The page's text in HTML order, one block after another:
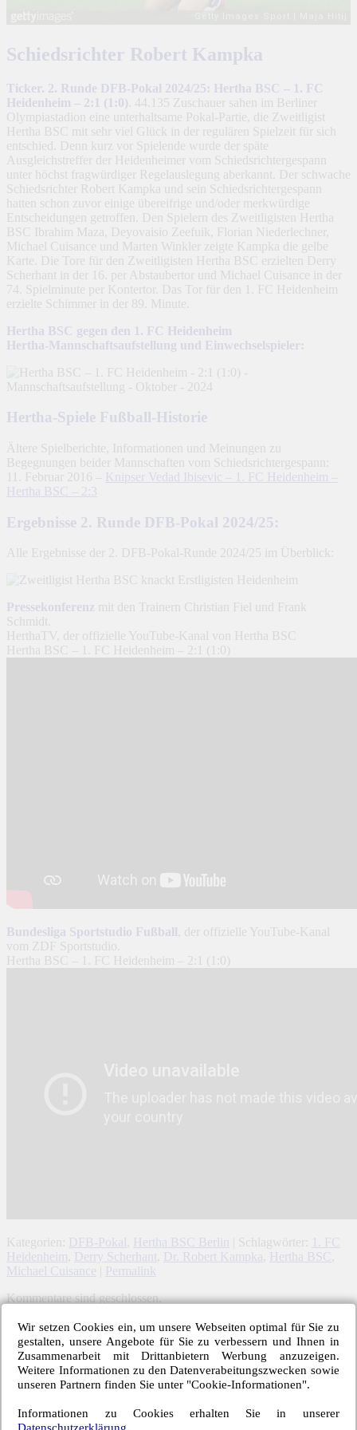
Schiedsrichter Robert Kampka
Ticker. 2. Runde DFB-Pokal 2024/25: Hertha BSC – 1. FC
Heidenheim – 2:1 (1:0) . 44.135 Zuschauer sahen im Berliner
Olympiastadion eine unterhaltsame Pokal-Partie, die Zweitligist
Hertha BSC mit sehr viel Glück in der regulären Spielzeit für sich
entschied. Denn kurz vor Spielende wurde der späte
Ausgleichstreffer der Heidenheimer vom Schiedsrichtergespann
unter höchst fragwürdiger Regelauslegung aberkannt. Der schwache
Schiedsrichter Robert Kampka und sein Schiedsrichtergespann
hatten schon zuvor einige übereifrige und/oder merkwürdige
Entscheidungen getroffen. Den Spielern des Zweitligisten Hertha
BSC Ibrahim Maza, Deyovaisio Zeefuik, Florian Niederlechner,
Michael Cuisance und Marten Winkler zeigte Kampka die gelbe
Karte. Die Tore für den Zweitligisten Hertha BSC erzielten Derry
Scherhant in der 16. per Abstaubertor und Michael Cuisance in der
74. Spielminute per Kontertor. Das Tor für den 1. FC Heidenheim
erzielte Schimmer in der 89. Minute.
Hertha BSC gegen den 1. FC Heidenheim
Hertha-Mannschaftsaufstellung und Einwechselspieler:
Hertha-Spiele Fußball-Historie
Ältere Spielberichte, Informationen und Meinungen zu
Begegnungen beider Mannschaften vom Schiedsrichtergespann:
11. Februar 2016 –
Knipser Vedad Ibisevic – 1. FC Heidenheim –
Hertha BSC – 2:3
Ergebnisse 2. Runde DFB-Pokal 2024/25:
Alle Ergebnisse der 2. DFB-Pokal-Runde 2024/25 im Überblick:
Pressekonferenz mit den Trainern Christian Fiel und Frank
Schmidt.
HerthaTV, der offizielle YouTube-Kanal von Hertha BSC
Hertha BSC – 1. FC Heidenheim – 2:1 (1:0)
Bundesliga Sportstudio Fußball, der offizielle YouTube-Kanal
vom ZDF Sportstudio.
Hertha BSC – 1. FC Heidenheim – 2:1 (1:0)
Kategorien: DFB-Pokal, Hertha BSC Berlin | Schlagwörter:
1. FC
Heidenheim, Derry Scherhant, Dr. Robert Kampka, Hertha BSC
,
Michael Cuisance
Permalink
Kommentare sind geschlossen.
← Vorheriger Beitrag
Nächster Beitrag →
Letzte Hertha-Artikel
Neuzugang Josip Brekalo mit Doppelpack
Wir setzen Cookies ein, um unsere Webseiten optimal für Sie zu
gestalten, unsere Angebote für Sie zu verbessern und Ihnen in
Zusammenarbeit mit Drittanbietern Werbung anzuzeigen.
Weitere Informationen zu den Datenverabeitungszwecken sowie
unseren Partnern finden Sie unter "Cookie-Informationen".
Informationen zu Cookies erhalten Sie in unserer
Datenschutzerklärung.